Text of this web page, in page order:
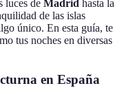
luces de Madrid hasta la
de las islas
único. En esta guía, te
tus noches en diversas
en España